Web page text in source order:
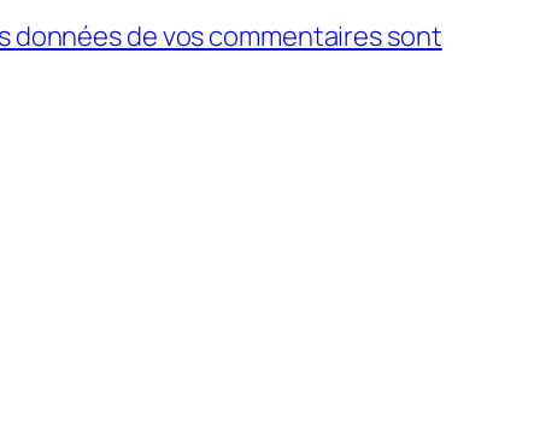
données de vos commentaires sont